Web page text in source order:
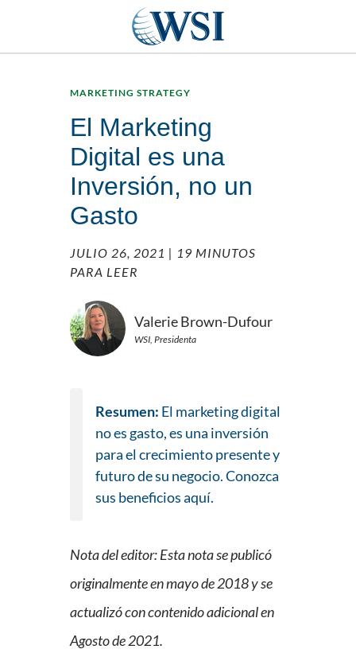
MARKETING STRATEGY
El Marketing
Digital es una
Inversión, no un
Gasto
JULIO 26, 2021 | 19 MINUTOS
PARA LEER
Valerie Brown-Dufour
WSI, Presidenta
Resumen: El marketing digital
no es gasto, es una inversión
para el crecimiento presente y
futuro de su negocio. Conozca
sus beneficios aquí.
Nota del editor: Esta nota se publicó
originalmente en mayo de 2018 y se
actualizó con contenido adicional en
Agosto de 2021.